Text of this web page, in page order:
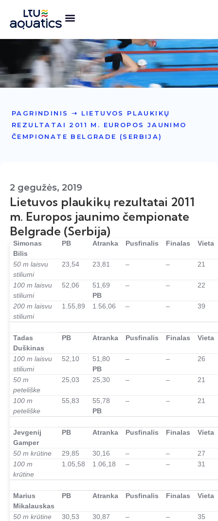
PAGRINDINIS ➝ LIETUVOS PLAUKIKŲ
REZULTATAI 2011 M. EUROPOS JAUNIMO
ČEMPIONATE BELGRADE (SERBIJA)
2 gegužės, 2019
Lietuvos plaukikų rezultatai 2011
m. Europos jaunimo čempionate
Belgrade (Serbija)
Simonas
Bilis
PB Atranka Pusfinalis Finalas Vieta
50 m laisvu
stiliumi
23,54 23,81 – – 21
100 m laisvu
stiliumi
52,06
51,69
PB
– – 22
200 m laisvu
stiliumi
1.55,89 1.56,06 – – 39
Tadas
Duškinas
PB Atranka Pusfinalis Finalas Vieta
100 m laisvu
stiliumi
52,10
51,80
PB
– – 26
50 m
peteliške
25,03 25,30 – – 21
100 m
peteliške
55,83
55,78
PB
– – 21
Jevgenij
Gamper
PB Atranka Pusfinalis Finalas Vieta
50 m krūtine 29,85 30,16 – –
27
100 m
krūtine
1.05,58 1.06,18 – – 31
Marius
Mikalauskas
PB Atranka Pusfinalis Finalas Vieta
50 m krūtine 30,53 30,87 – –
35